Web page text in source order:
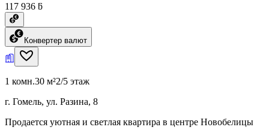
117 936 ƃ
Конвертер валют
1 комн.30 м²2/5 этаж
г. Гомель, ул. Разина, 8
Продается уютная и светлая квартира в центре Новобелицы